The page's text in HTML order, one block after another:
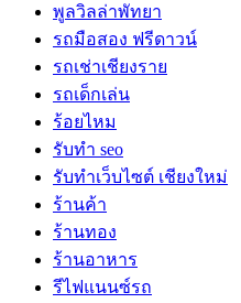
พูลวิลล่าพัทยา
รถมือสอง ฟรีดาวน์
รถเช่าเชียงราย
รถเด็กเล่น
ร้อยไหม
รับทำ seo
รับทำเว็บไซต์ เชียงใหม่
ร้านค้า
ร้านทอง
ร้านอาหาร
รีไฟแนนซ์รถ